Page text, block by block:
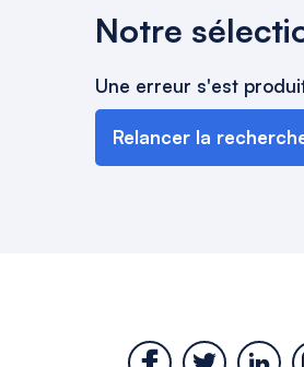
Notre
Une erreur s'est
Relancer la